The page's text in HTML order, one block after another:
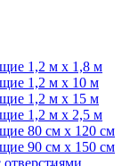
1,2 м х 1,8 м
1,2 м х 10 м
1,2 м х 15 м
1,2 м х 2,5 м
80 см х 120 см
90 см х 150 см